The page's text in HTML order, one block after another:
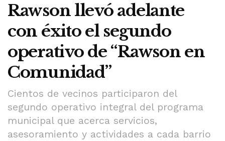
Rawson llevó adelante
con éxito el segundo
operativo de “Rawson en
Comunidad”
Cientos de vecinos participaron del
segundo operativo integral del programa
municipal que acerca servicios,
asesoramiento y actividades a cada barrio